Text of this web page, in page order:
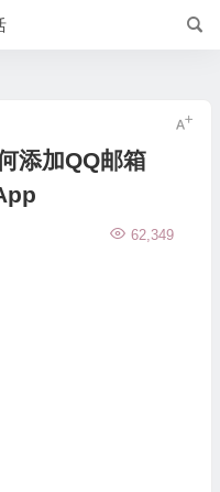
添加QQ邮箱
62,349